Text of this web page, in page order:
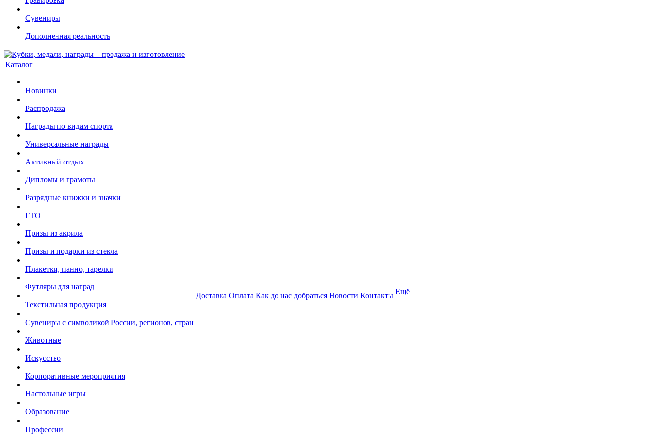
Сувениры
Дополненная реальность
Каталог
Новинки
Распродажа
Награды по видам спорта
Универсальные награды
Активный отдых
Дипломы и грамоты
Разрядные книжки и значки
ГТО
Призы из акрила
Призы и подарки из стекла
Плакетки, панно, тарелки
Футляры для наград
Текстильная продукция
Сувениры с символикой России, регионов, стран
Животные
Искусство
Корпоративные мероприятия
Настольные игры
Образование
Профессии
Доставка Оплата Как до нас добраться Новости Контакты Ещё